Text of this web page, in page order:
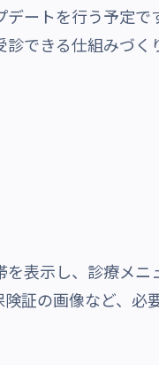
ートを行う予定で
できる仕組みづく
表示し、診療メニ
証の画像など、必